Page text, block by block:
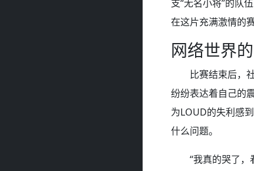
支“无名小将”的队
在这片充满激情的
网络世界
比赛结束后，
纷纷表达着自己的
为LOUD的失利感
什么问题。
“我真的哭了